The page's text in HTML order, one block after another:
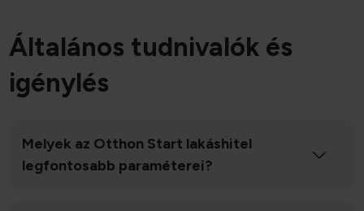
Általános tudnivalók és
igénylés
Melyek az Otthon Start lakáshitel
legfontosabb paraméterei?